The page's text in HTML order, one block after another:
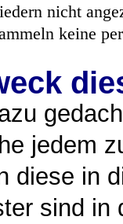
nicht
keine
jedem
diese in
sind in